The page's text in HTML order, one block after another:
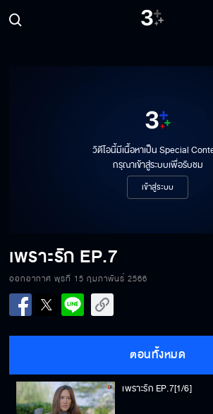
วิดีโอนี้มีเนื้อหาเป็น Special
กรุณาเข้าสู่ระบบเพื่อรับชม
เข้าสู่ระบบ
เพราะรัก EP.7
ออกอากาศ พุธที่ 15 กุมภาพันธ์ 2566
ตอนทั้งหมด
เพราะรัก EP.7[1/6]